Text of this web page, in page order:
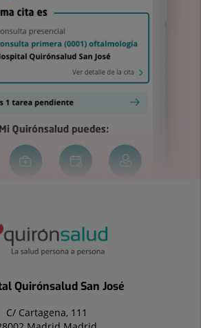
Quirónsalud San José
C/ Cartagena, 111